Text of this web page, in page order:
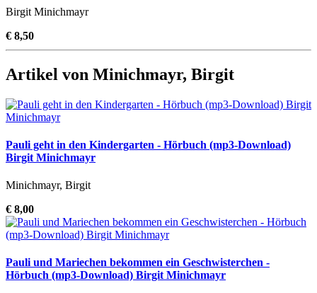
Birgit Minichmayr
€ 8,50
Artikel von Minichmayr, Birgit
Pauli geht in den Kindergarten - Hörbuch (mp3-Download)
Birgit Minichmayr
Minichmayr, Birgit
€ 8,00
Pauli und Mariechen bekommen ein Geschwisterchen -
Hörbuch (mp3-Download) Birgit Minichmayr